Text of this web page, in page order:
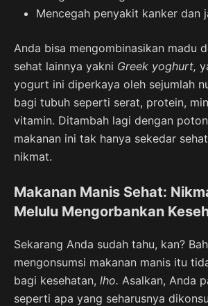
Mencegah penyakit kanker dan
Anda bisa mengombinasikan madu
sehat lainnya yakni Greek yoghurt,
yogurt ini diperkaya oleh sejumlah
bagi tubuh seperti serat, protein,
vitamin. Ditambah lagi dengan
makanan ini tak hanya sekedar
nikmat.
Makanan Manis Sehat:
Melulu Mengorbankan
Sekarang Anda sudah tahu, kan?
mengonsumsi makanan manis itu
bagi kesehatan, lho. Asalkan, Anda
seperti apa yang seharusnya